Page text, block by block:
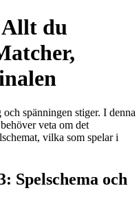
du
spänningen stiger. I denna
veta om det
vilka som spelar i
Spelschema och